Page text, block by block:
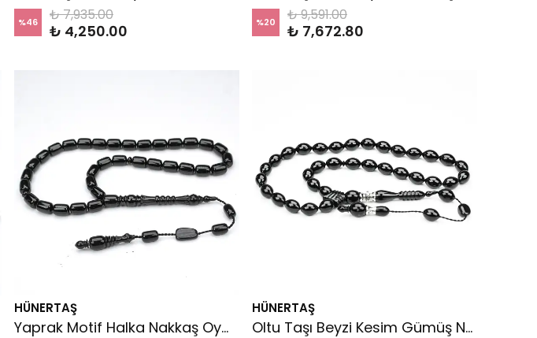
%46 ₺ 7,935.00
₺ 4,250.00 %20 ₺ 9,591.00
₺ 7,672.80
HÜNERTAŞ
Yaprak Motif Halka Nakkaş Oyma İmameli Tespih
HÜNERTAŞ
Oltu Taşı Beyzi Kesim Gümüş Nakkaş Oyma İmame Tespih